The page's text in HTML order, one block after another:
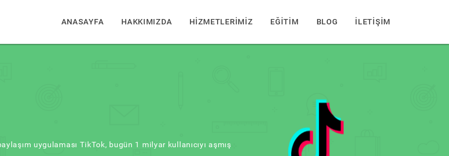
ANASAYFA HAKKIMIZDA HİZMETLERİMİZ EĞİTİM BLOG İLETİŞİM
uygulaması TikTok, bugün 1 milyar kullanıcıyı aşmış